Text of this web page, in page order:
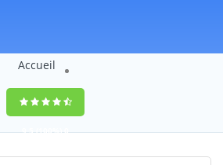
Accueil
9,5(100%)0
votes